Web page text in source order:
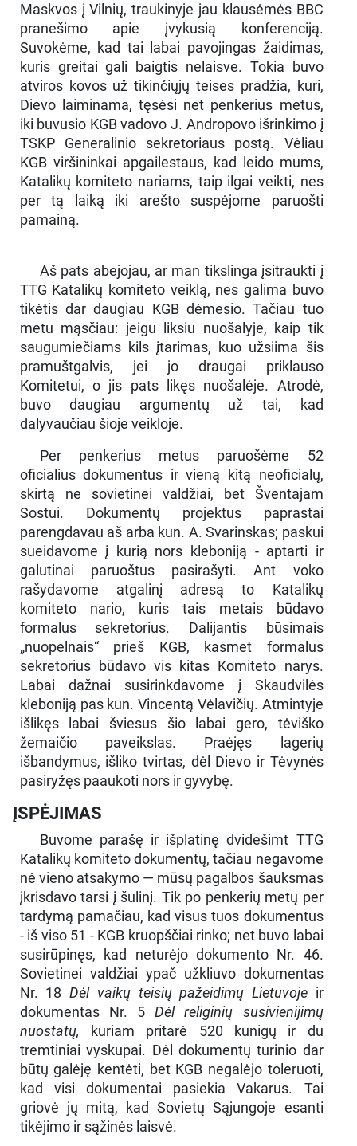
Maskvos į Vilnių, traukinyje jau klausėmės BBC
pranešimo apie įvykusią konferenciją.
Suvokėme, kad tai labai pavojingas žaidimas,
kuris greitai gali baigtis nelaisve. Tokia buvo
atviros kovos už tikinčiųjų teises pradžia, kuri,
Dievo laiminama, tęsėsi net penkerius metus,
iki buvusio KGB vadovo J. Andropovo išrinkimo į
TSKP Generalinio sekretoriaus postą. Vėliau
KGB viršininkai apgailestaus, kad leido mums,
Katalikų komiteto nariams, taip ilgai veikti, nes
per tą laiką iki arešto suspėjome paruošti
pamainą.
Aš pats abejojau, ar man tikslinga įsitraukti į
TTG Katalikų komiteto veiklą, nes galima buvo
tikėtis dar daugiau KGB dėmesio. Tačiau tuo
metu mąsčiau: jeigu liksiu nuošalyje, kaip tik
saugumiečiams kils įtarimas, kuo užsiima šis
pramuštgalvis, jei jo draugai priklauso
Komitetui, o jis pats likęs nuošalėje. Atrodė,
buvo daugiau argumentų už tai, kad
dalyvaučiau šioje veikloje.
Per penkerius metus paruošėme 52
oficialius dokumentus ir vieną kitą neoficialų,
skirtą ne sovietinei valdžiai, bet Šventajam
Sostui. Dokumentų projektus paprastai
parengdavau aš arba kun. A. Svarinskas; paskui
sueidavome į kurią nors kleboniją - aptarti ir
galutinai paruoštus pasirašyti. Ant voko
rašydavome atgalinį adresą to Katalikų
komiteto nario, kuris tais metais būdavo
formalus sekretorius. Dalijantis būsimais
„nuopelnais“ prieš KGB, kasmet formalus
sekretorius būdavo vis kitas Komiteto narys.
Labai dažnai susirinkdavome į Skaudvilės
kleboniją pas kun. Vincentą Vėlavičių. Atmintyje
išlikęs labai šviesus šio labai gero, tėviško
žemaičio paveikslas. Praėjęs lagerių
išbandymus, išliko tvirtas, dėl Dievo ir Tėvynės
pasiryžęs paaukoti nors ir gyvybę.
ĮSPĖJIMAS
Buvome parašę ir išplatinę dvidešimt TTG
Katalikų komiteto dokumentų, tačiau negavome
nė vieno atsakymo — mūsų pagalbos šauksmas
įkrisdavo tarsi į šulinį. Tik po penkerių metų per
tardymą pamačiau, kad visus tuos dokumentus
- iš viso 51 - KGB kruopščiai rinko; net buvo labai
susirūpinęs, kad neturėjo dokumento Nr. 46.
Sovietinei valdžiai ypač užkliuvo dokumentas
Nr. 18Dėl vaikų teisių pažeidimų Lietuvoje ir
dokumentas Nr. 5Dėl religinių susivienijimų
nuostatų, kuriam pritarė 520 kunigų ir du
tremtiniai vyskupai. Dėl dokumentų turinio dar
būtų galėję kentėti, bet KGB negalėjo toleruoti,
kad visi dokumentai pasiekia Vakarus. Tai
griovė jų mitą, kad Sovietų Sąjungoje esanti
tikėjimo ir sąžinės laisvė.